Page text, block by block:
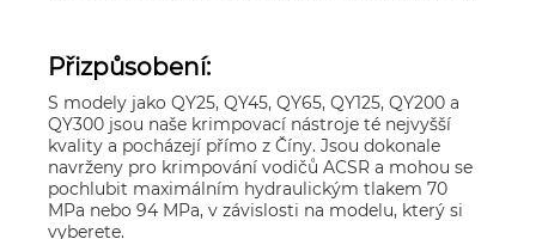
Přizpůsobení:
S modely jako QY25, QY45, QY65, QY125, QY200 a
QY300 jsou naše krimpovací nástroje té nejvyšší
kvality a pocházejí přímo z Číny. Jsou dokonale
navrženy pro krimpování vodičů ACSR a mohou se
pochlubit maximálním hydraulickým tlakem 70
MPa nebo 94 MPa, v závislosti na modelu, který si
vyberete.